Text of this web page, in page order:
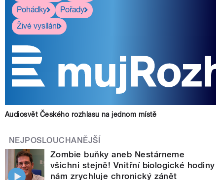
Pohádky
Pořady
Živé vysílání
Audiosvět Českého rozhlasu na jednom místě
NEJPOSLOUCHANĚJŠÍ
Zombie buňky aneb Nestárneme
všichni stejně! Vnitřní biologické hodiny
nám zrychluje chronický zánět